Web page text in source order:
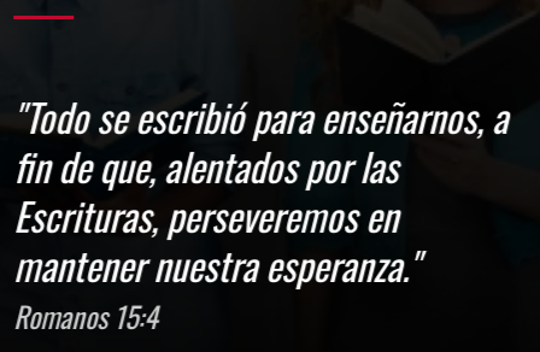
"Todo se escribió para enseñarnos, a
fin de que, alentados por las
Escrituras, perseveremos en
mantener nuestra esperanza."
Romanos 15:4